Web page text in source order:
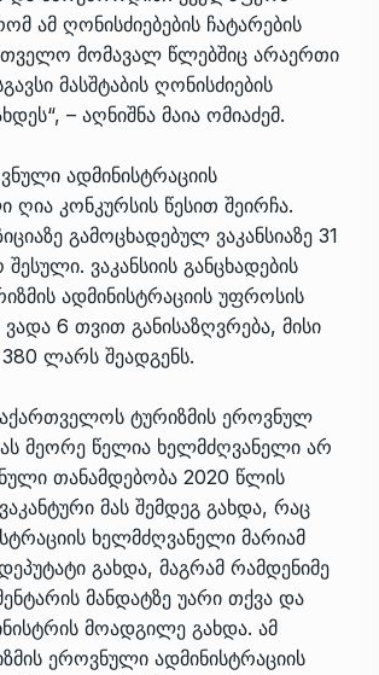
ამ ღონისძიებების ჩატარების
მომავალ წლებშიც არაერთი
მასშტაბის ღონისძიების
– აღნიშნა მაია ომიაძემ.
ადმინისტრაციის
ღია კონკურსის წესით შეირჩა.
გამოცხადებულ ვაკანსიაზე 31
ვაკანსიის განცხადების
ადმინისტრაციის უფროსის
6 თვით განისაზღვრება, მისი
ლარს შეადგენს.
ტურიზმის ეროვნულ
მეორე წელია ხელმძღვანელი არ
თანამდებობა 2020 წლის
მას შემდეგ გახდა, რაც
ხელმძღვანელი მარიამ
გახდა, მაგრამ რამდენიმე
მანდატზე უარი თქვა და
მოადგილე გახდა. ამ
ეროვნული ადმინისტრაციის